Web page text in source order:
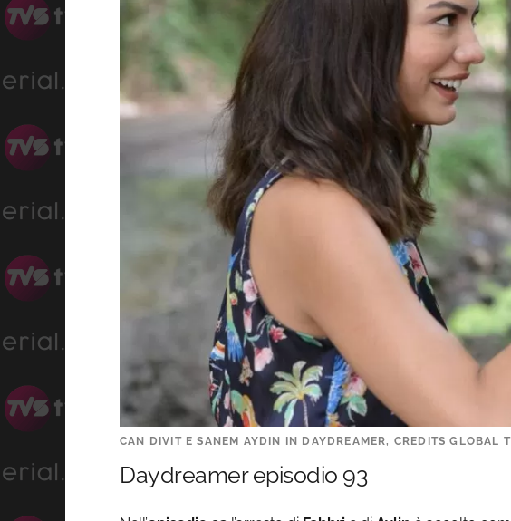
CAN DIVIT E SANEM AYDIN IN DAYDREAMER, CREDITS GLOBAL
Daydreamer episodio 93